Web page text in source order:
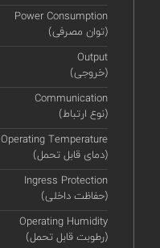
Power Consumption
(توان مصرفی)
Output
(خروجی)
Communication
(نوع ارتباط)
Operating Temperature
(دمای قابل تحمل)
Ingress Protection
(حفاظت داخلی)
Operating Humidity
(رطوبت قابل تحمل)